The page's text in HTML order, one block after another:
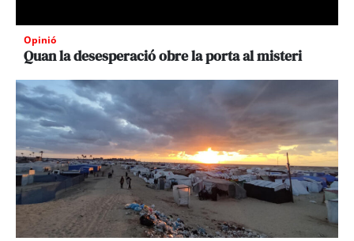
Opinió
Quan la desesperació obre la porta al misteri